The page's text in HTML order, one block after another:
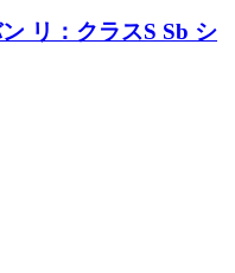
リ：クラスS Sb シ